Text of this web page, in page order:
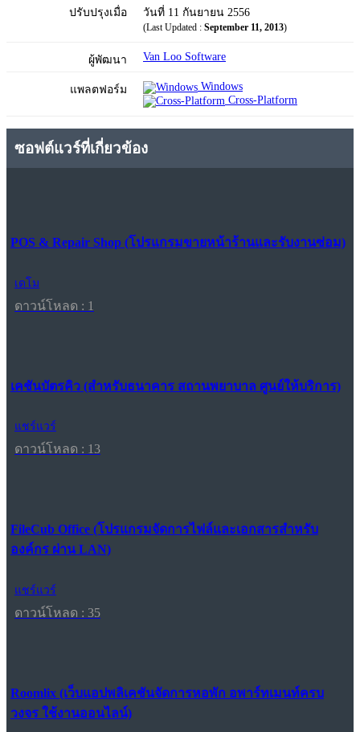
ปรับปรุงเมื่อ วันที่ 11 กันยายน 2556
(Last Updated : September 11, 2013)
ผู้พัฒนา Van Loo Software
แพลตฟอร์ม
Windows
Cross-Platform
ซอฟต์แวร์ที่เกี่ยวข้อง
POS & Repair Shop (โปรแกรมขายหน้าร้านและรับงานซ่อม)
เดโม
ดาวน์โหลด : 1
เคชันบัตรคิว (สำหรับธนาคาร สถานพยาบาล ศูนย์ให้บริการ)
แชร์แวร์
ดาวน์โหลด : 13
FileCub Office (โปรแกรมจัดการไฟล์และเอกสารสำหรับ
องค์กร ผ่าน LAN)
แชร์แวร์
ดาวน์โหลด : 35
Roomlix (เว็บแอปพลิเคชันจัดการหอพัก อพาร์ทเมนท์ครบ
วงจร ใช้งานออนไลน์)